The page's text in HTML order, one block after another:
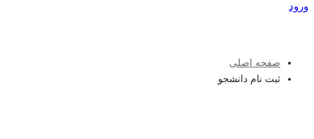
ورود
صفحه اصلی
ثبت نام دانشجو